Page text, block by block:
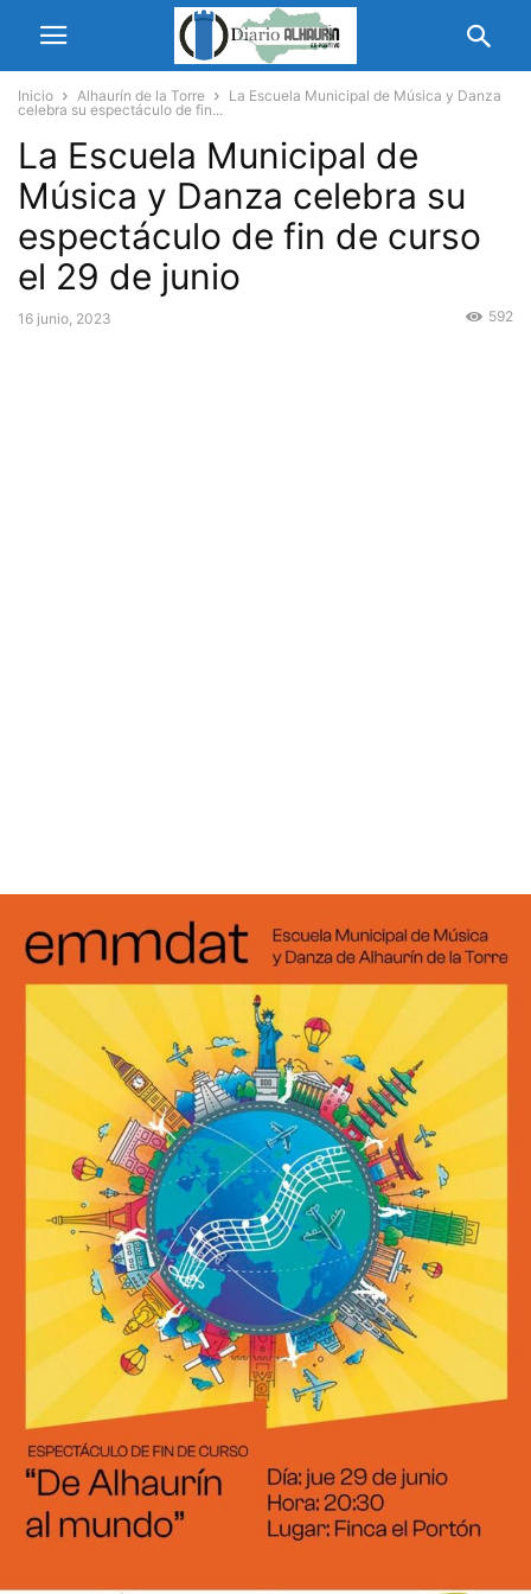
Inicio Alhaurín de la Torre
La Escuela Municipal de Música y Danza
celebra su espectáculo de fin...
La Escuela Municipal de
Música y Danza celebra su
espectáculo de fin de curso
el 29 de junio
16 junio, 2023 592